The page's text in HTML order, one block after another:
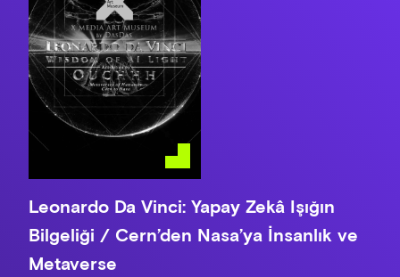
Leonardo Da Vinci: Yapay Zekâ Işığın
Bilgeliği / Cern’den Nasa’ya İnsanlık ve
Metaverse